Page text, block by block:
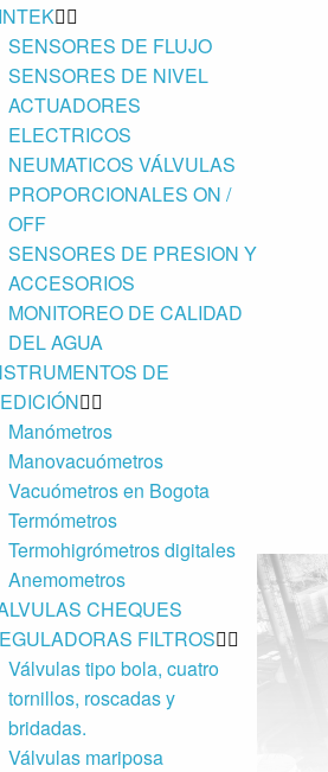
SENSORES DE FLUJO
SENSORES DE NIVEL
ACTUADORES
ELECTRICOS
NEUMATICOS VÁLVULAS
PROPORCIONALES ON /
OFF
SENSORES DE PRESION Y
ACCESORIOS
MONITOREO DE CALIDAD
DEL AGUA
DE
Manómetros
Manovacuómetros
Vacuómetros en Bogota
Termómetros
Termohigrómetros digitales
Anemometros
CHEQUES
FILTROS
Válvulas tipo bola, cuatro
tornillos, roscadas y
bridadas.
Válvulas mariposa